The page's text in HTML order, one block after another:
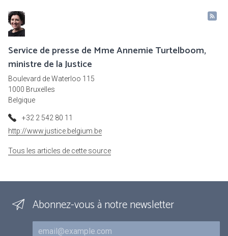
Service de presse de Mme Annemie Turtelboom,
ministre de la Justice
Boulevard de Waterloo 115
1000 Bruxelles
Belgique
+32 2 542 80 11
http://www.justice.belgium.be
Tous les articles de cette source
Abonnez-vous à notre newsletter
Courriel